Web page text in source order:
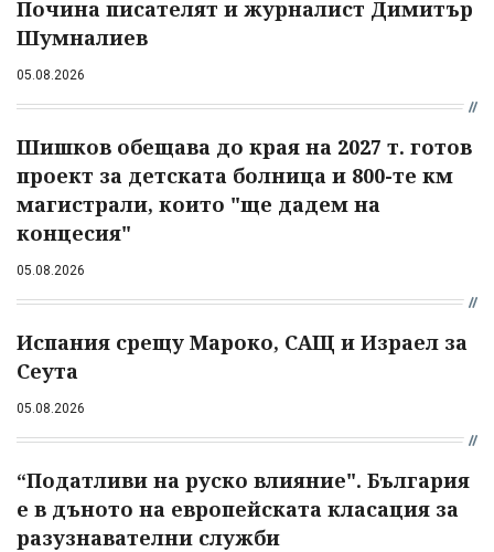
Почина писателят и журналист Димитър
Шумналиев
05.08.2026
Шишков обещава до края на 2027 т. готов
проект за детската болница и 800-те км
магистрали, които "ще дадем на
концесия"
05.08.2026
Испания срещу Мароко, САЩ и Израел за
Сеута
05.08.2026
“Податливи на руско влияние". България
е в дъното на европейската класация за
разузнавателни служби